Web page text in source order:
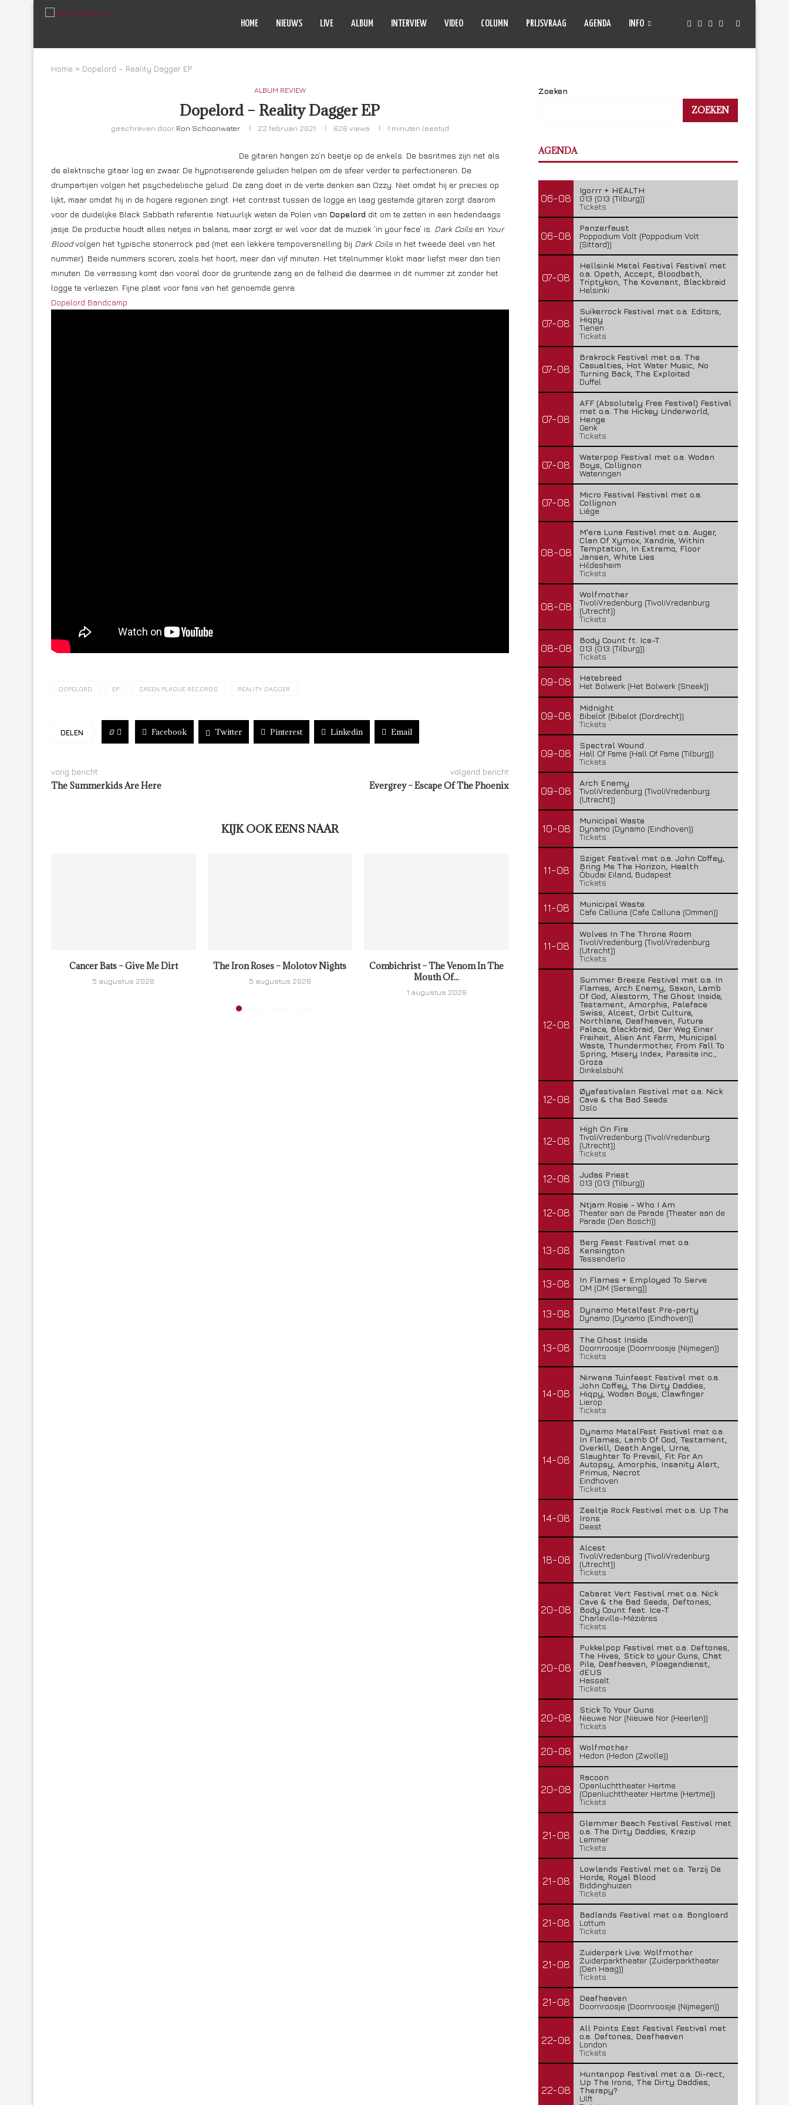
HOME NIEUWS LIVE ALBUM INTERVIEW VIDEO COLUMN PRIJSVRAAG AGENDA INFO
Home » Dopelord – Reality Dagger EP
ALBUM REVIEW
Dopelord – Reality Dagger EP
geschreven door Ron Schoonwater 22 februari 2021 626 views 1 minuten leestijd
De gitaren hangen zo’n beetje op de enkels. De basritmes zijn net als
de elektrische gitaar log en zwaar. De hypnotiserende geluiden helpen om de sfeer verder te perfectioneren. De
drumpartijen volgen het psychedelische geluid. De zang doet in de verte denken aan Ozzy. Niet omdat hij er precies op
lijkt, maar omdat hij in de hogere regionen zingt. Het contrast tussen de logge en laag gestemde gitaren zorgt daarom
voor de duidelijke Black Sabbath referentie. Natuurlijk weten de Polen van Dopelord dit om te zetten in een hedendaags
jasje. De productie houdt alles netjes in balans, maar zorgt er wel voor dat de muziek ‘in your face’ is. Dark Coils en Your
Bloodvolgen het typische stonerrock pad (met een lekkere tempoversnelling bij Dark Coils in het tweede deel van het
nummer). Beide nummers scoren, zoals het hoort, meer dan vijf minuten. Het titelnummer klokt maar liefst meer dan tien
minuten. De verrassing komt dan vooral door de gruntende zang en de felheid die daarmee in dit nummer zit zonder het
logge te verliezen. Fijne plaat voor fans van het genoemde genre.
Dopelord Bandcamp
DOPELORD EP GREEN PLAGUE RECORDS REALITY DAGGER
DELEN 0 Facebook Twitter Pinterest Linkedin Email
vorig bericht
The Summerkids Are Here
volgend bericht
Evergrey – Escape Of The Phoenix
KIJK OOK EENS NAAR
Cancer Bats – Give Me Dirt
5 augustus 2026
The Iron Roses – Molotov Nights
5 augustus 2026
Combichrist – The Venom In The
Mouth Of...
1 augustus 2026
29 juli 2026
Zoeken
ZOEKEN
AGENDA
06-08
Igorrr + HEALTH
013 (013 (Tilburg))
Tickets
06-08
Panzerfaust
Poppodium Volt (Poppodium Volt
(Sittard))
07-08
Hellsinki Metal Festival Festival met
o.a. Opeth, Accept, Bloodbath,
Triptykon, The Kovenant, Blackbraid
Helsinki
07-08
Suikerrock Festival met o.a. Editors,
Hiqpy
Tienen
Tickets
07-08
Brakrock Festival met o.a. The
Casualties, Hot Water Music, No
Turning Back, The Exploited
Duffel
07-08
AFF (Absolutely Free Festival) Festival
met o.a. The Hickey Underworld,
Henge
Genk
Tickets
07-08
Waterpop Festival met o.a. Wodan
Boys, Collignon
Wateringen
07-08
Micro Festival Festival met o.a.
Collignon
Liège
08-08
M'era Luna Festival met o.a. Auger,
Clan Of Xymox, Xandria, Within
Temptation, In Extremo, Floor
Jansen, White Lies
Hildesheim
Tickets
08-08
Wolfmother
TivoliVredenburg (TivoliVredenburg
(Utrecht))
Tickets
08-08
Body Count ft. Ice-T
013 (013 (Tilburg))
Tickets
09-08
Hatebreed
Het Bolwerk (Het Bolwerk (Sneek))
09-08
Midnight
Bibelot (Bibelot (Dordrecht))
Tickets
09-08
Spectral Wound
Hall Of Fame (Hall Of Fame (Tilburg))
Tickets
09-08
Arch Enemy
TivoliVredenburg (TivoliVredenburg
(Utrecht))
10-08
Municipal Waste
Dynamo (Dynamo (Eindhoven))
Tickets
11-08
Sziget Festival met o.a. John Coffey,
Bring Me The Horizon, Health
Óbudai Eiland, Budapest
Tickets
11-08
Municipal Waste
Cafe Calluna (Cafe Calluna (Ommen))
11-08
Wolves In The Throne Room
TivoliVredenburg (TivoliVredenburg
(Utrecht))
Tickets
12-08
Summer Breeze Festival met o.a. In
Flames, Arch Enemy, Saxon, Lamb
Of God, Alestorm, The Ghost Inside,
Testament, Amorphis, Paleface
Swiss, Alcest, Orbit Culture,
Northlane, Deafheaven, Future
Palace, Blackbraid, Der Weg Einer
Freiheit, Alien Ant Farm, Municipal
Waste, Thundermother, From Fall To
Spring, Misery Index, Parasite inc.,
Groza
Dinkelsbühl
12-08
Øyafestivalen Festival met o.a. Nick
Cave & the Bad Seeds
Oslo
12-08
High On Fire
TivoliVredenburg (TivoliVredenburg
(Utrecht))
Tickets
12-08
Judas Priest
013 (013 (Tilburg))
12-08
Ntjam Rosie - Who I Am
Theater aan de Parade (Theater aan de
Parade (Den Bosch))
13-08
Berg Feest Festival met o.a.
Kensington
Tessenderlo
13-08
In Flames + Employed To Serve
OM (OM (Seraing))
13-08
Dynamo Metalfest Pre-party
Dynamo (Dynamo (Eindhoven))
13-08
The Ghost Inside
Doornroosje (Doornroosje (Nijmegen))
Tickets
14-08
Nirwana Tuinfeest Festival met o.a.
John Coffey, The Dirty Daddies,
Hiqpy, Wodan Boys, Clawfinger
Lierop
Tickets
14-08
Dynamo MetalFest Festival met o.a.
In Flames, Lamb Of God, Testament,
Overkill, Death Angel, Urne,
Slaughter To Prevail, Fit For An
Autopsy, Amorphis, Insanity Alert,
Primus, Necrot
Eindhoven
Tickets
14-08
Zeeltje Rock Festival met o.a. Up The
Irons
Deest
18-08
Alcest
TivoliVredenburg (TivoliVredenburg
(Utrecht))
Tickets
20-08
Cabaret Vert Festival met o.a. Nick
Cave & the Bad Seeds, Deftones,
Body Count feat. Ice-T
Charleville-Mézières
Tickets
20-08
Pukkelpop Festival met o.a. Deftones,
The Hives, Stick to your Guns, Chat
Pile, Deafheaven, Ploegendienst,
dEUS
Hasselt
Tickets
20-08
Stick To Your Guns
Nieuwe Nor (Nieuwe Nor (Heerlen))
Tickets
20-08
Wolfmother
Hedon (Hedon (Zwolle))
20-08
Racoon
Openluchttheater Hertme
(Openluchttheater Hertme (Hertme))
Tickets
21-08
Glemmer Beach Festival Festival met
o.a. The Dirty Daddies, Krezip
Lemmer
Tickets
21-08
Lowlands Festival met o.a. Terzij De
Horde, Royal Blood
Biddinghuizen
Tickets
21-08
Badlands Festival met o.a. Bongloard
Lottum
Tickets
21-08
Zuiderpark Live: Wolfmother
Zuiderparktheater (Zuiderparktheater
(Den Haag))
Tickets
21-08
Deafheaven
Doornroosje (Doornroosje (Nijmegen))
22-08
All Points East Festival Festival met
o.a. Deftones, Deafheaven
London
Tickets
22-08
Huntenpop Festival met o.a. Di-rect,
Up The Irons, The Dirty Daddies,
Therapy?
Ulft